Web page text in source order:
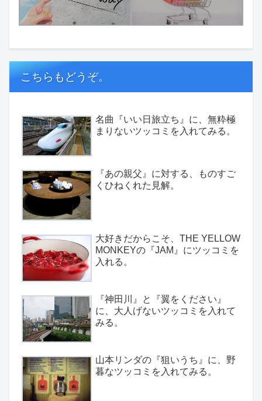
こちらもどうぞ。
名曲『いい日旅立ち』に、無粋極
まりないツッコミを入れてみる。
『あの親父』に対する、ものすご
くひねくれた見解。
大好きだからこそ、THE YELLOW
MONKEYの『JAM』にツッコミを
入れる。
『神田川』と『翼をください』
に、大人げないツッコミを入れて
みる。
山本リンダの『狙いうち』に、野
暮なツッコミを入れてみる。